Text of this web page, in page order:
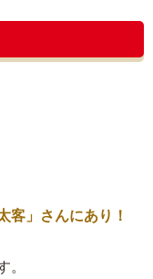
客」さんにあり！
。